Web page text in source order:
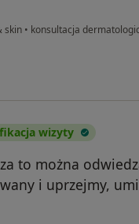
skin • konsultacja
wizyty
to można
i uprzejmy,